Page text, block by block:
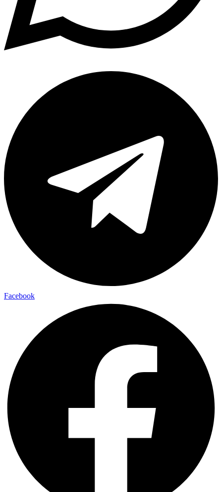
Facebook